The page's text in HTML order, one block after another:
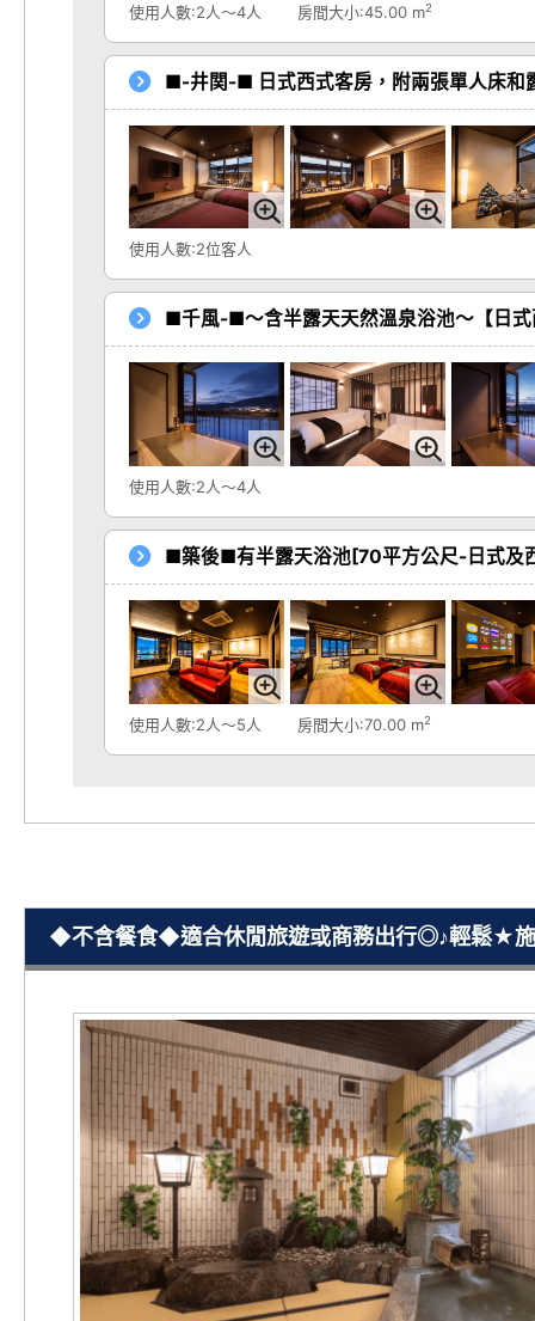
使用人數:2人～4人 房間大小:45.00 m2
■-井関-■ 日式西式客房，附兩張單人床和
使用人數:2位客人
■千風-■～含半露天天然溫泉浴池～【日式
使用人數:2人～4人
■築後■有半露天浴池[70平方公尺-日式及
使用人數:2人～5人 房間大小:70.00 m2
◆不含餐食◆適合休閒旅遊或商務出行◎♪輕鬆★